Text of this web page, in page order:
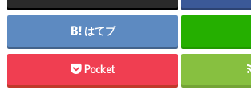
はてブ
Pocket